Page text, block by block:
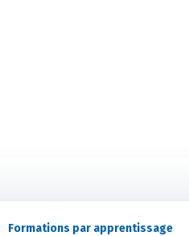
Formations par apprentissage